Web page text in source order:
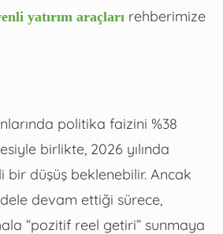
yatırım araçları rehberimize
politika faizini %38
birlikte, 2026 yılında
düşüş beklenebilir. Ancak
devam ettiği sürece,
“pozitif reel getiri” sunmaya